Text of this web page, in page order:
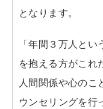
となります。
「年間３万人と
を抱える方がこれ
人間関係や心のこ
ウンセリングを行